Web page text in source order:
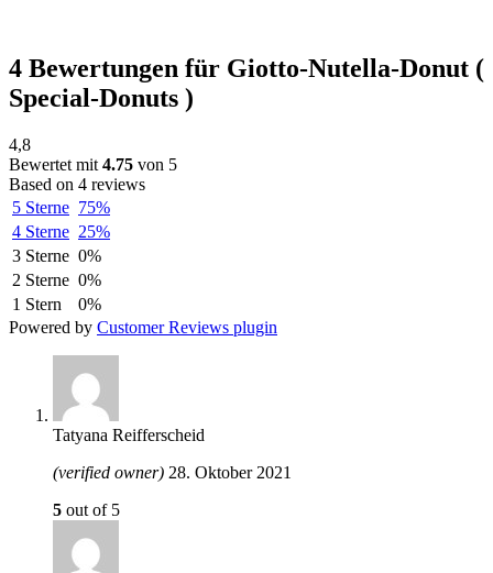
4 Bewertungen für Giotto-Nutella-Donut (
Special-Donuts )
4,8
Bewertet mit 4.75 von 5
Based on 4 reviews
5 Sterne 75%
4 Sterne 25%
3 Sterne 0%
2 Sterne 0%
1 Stern
0%
Powered by Customer Reviews plugin
Tatyana Reifferscheid
(verified owner) 28. Oktober 2021
5 out of 5